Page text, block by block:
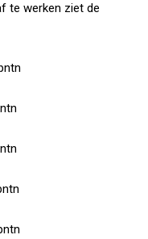
te werken ziet de